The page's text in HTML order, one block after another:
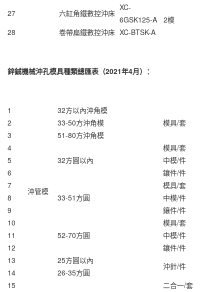
27
六缸角鐵數控沖床
XC-
6GSK125-A
2模
28
卷帶扁鐵數控沖床 XC-BTSK-A
鋅鋮機械沖孔模具種類總匯表（2021年4月）：
1
沖管模
32方以內沖角模
模具/套
2
33-50方沖角模
3
51-80方沖角模
4
32方圓以內
模具/套
5
中模/件
6
鑲件/件
7
33-51方圓
模具/套
8
中模/件
9
鑲件/件
10
52-70方圓
模具/套
11
中模/件
12
鑲件/件
13
25方圓以內
沖針/件
14
26-35方圓
15
二合一/套